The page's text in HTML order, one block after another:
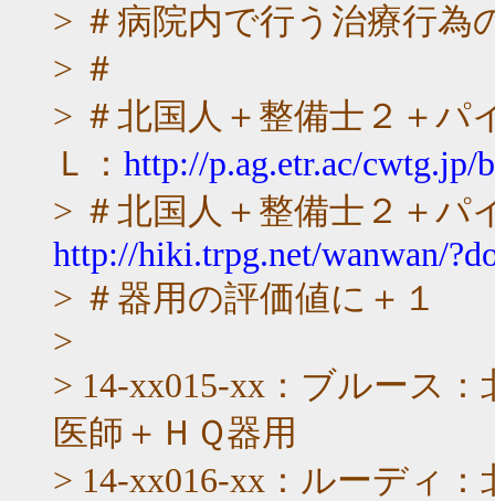
> ＃病院内で行う治療行為
> ＃
> ＃北国人＋整備士２＋パ
Ｌ： http://p.ag.etr.ac/cwtg.jp/
> ＃北国人＋整備士２＋パ
http://hiki.trpg.net/wanwan/
> ＃器用の評価値に＋１
>
> 14-xx015-xx：ブルース
医師＋ＨＱ器用
> 14-xx016-xx：ルーディ